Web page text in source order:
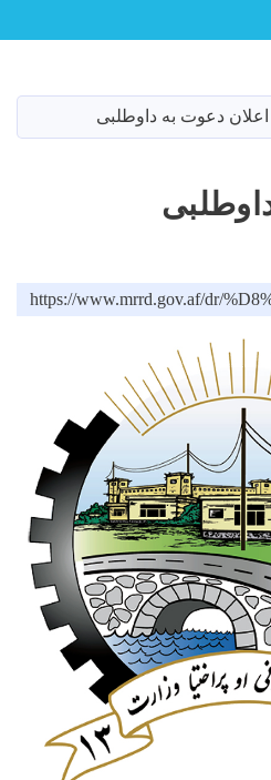
main
content
اعلان دعوت به داوطلبی
https://www.mrrd.gov.af/dr/